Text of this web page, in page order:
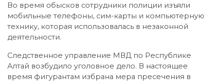
Во время обысков сотрудники полиции изъяли
мобильные телефоны, сим-карты и компьютерную
технику, которая использовалась в незаконной
деятельности.
Следственное управление МВД по Республике
Алтай возбудило уголовное дело. В настоящее
время фигурантам избрана мера пресечения в